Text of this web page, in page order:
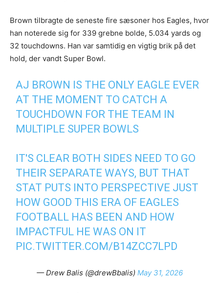
Brown tilbragte de seneste fire sæsoner hos Eagles, hvor
han noterede sig for 339 grebne bolde, 5.034 yards og
32 touchdowns. Han var samtidig en vigtig brik på det
hold, der vandt Super Bowl.
AJ BROWN IS THE ONLY EAGLE EVER
AT THE MOMENT TO CATCH A
TOUCHDOWN FOR THE TEAM IN
MULTIPLE SUPER BOWLS
IT'S CLEAR BOTH SIDES NEED TO GO
THEIR SEPARATE WAYS, BUT THAT
STAT PUTS INTO PERSPECTIVE JUST
HOW GOOD THIS ERA OF EAGLES
FOOTBALL HAS BEEN AND HOW
IMPACTFUL HE WAS ON IT
PIC.TWITTER.COM/B14ZCC7LPD
— Drew Balis (@drewBbalis) May 31, 2026